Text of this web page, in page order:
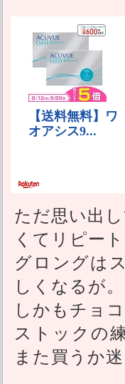
ただ思い出
くてリピー
グロングは
しくなるが。
しかもチョ
ストックの
また買うか